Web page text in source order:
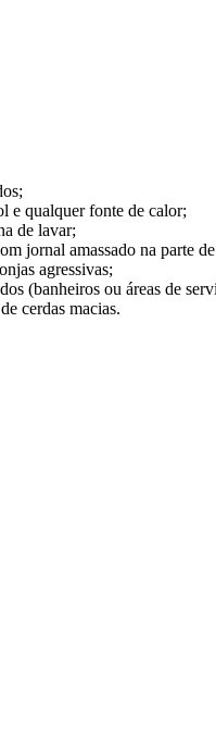
e qualquer fonte de calor;
de lavar;
jornal amassado na parte
agressivas;
(banheiros ou áreas de
cerdas macias.